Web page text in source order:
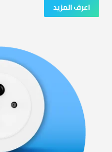
اعرف المزيد